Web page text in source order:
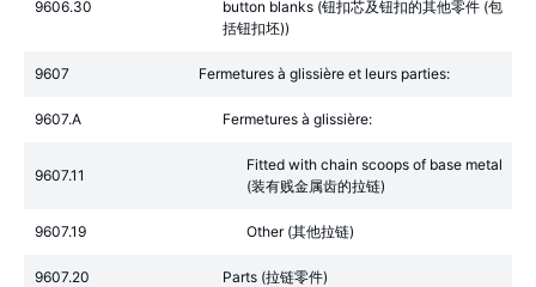
9606.30
button blanks (钮扣芯及钮扣的其他零件 (包
括钮扣坯))
9607 Fermetures à glissière et leurs parties:
9607.A Fermetures à glissière:
9607.11
Fitted with chain scoops of base metal
(装有贱金属齿的拉链)
9607.19 Other (其他拉链)
9607.20 Parts (拉链零件)